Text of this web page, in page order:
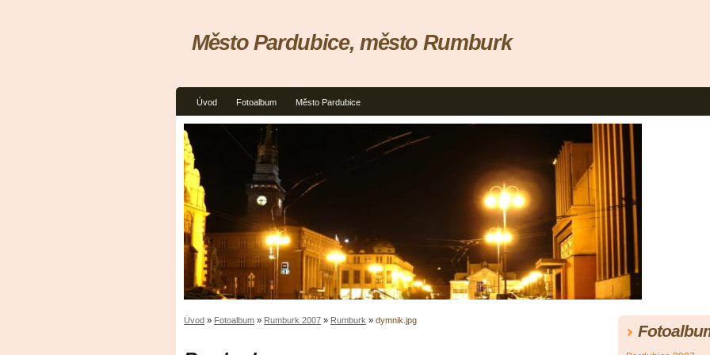
Úvod Fotoalbum Město Pardubice
Město Pardubice, město Rumburk
Úvod » Fotoalbum » Rumburk 2007 » Rumburk » dymnik.jpg